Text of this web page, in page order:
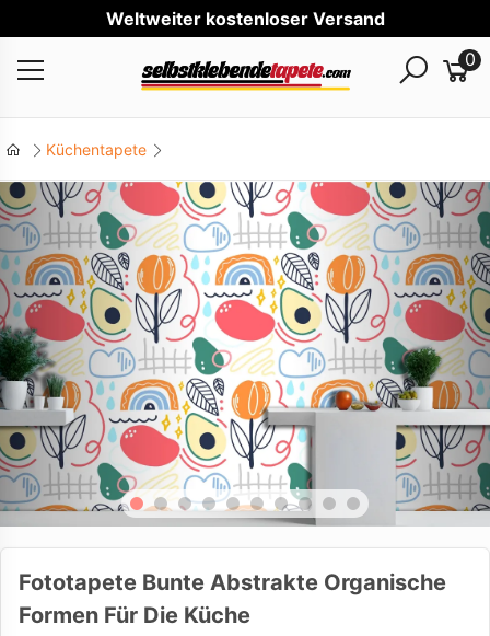
Wel
0
Küchentapete
Fototapete Bunte Abstrakte Organische
Formen Für Die Küche